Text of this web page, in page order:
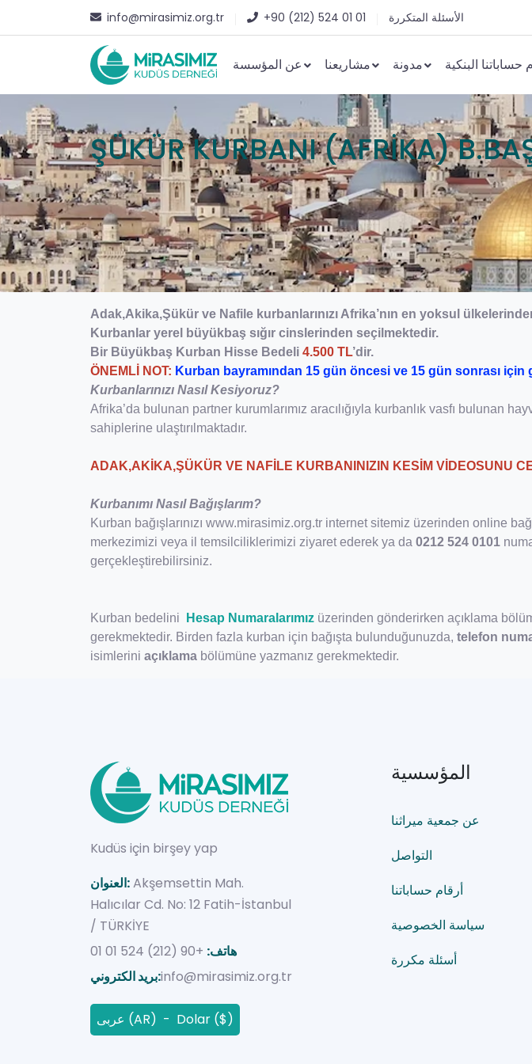
info@mirasimiz.org.tr +90 (212) 524 01 01 الأسئلة المتكررة
عن المؤسسة مشاريعنا مدونة حساباتنا البنكية
ŞÜKÜR KURBANI (AFRİKA)
Adak,Akika,Şükür ve Nafile kurbanlarınızı Afrika’nın en yoksul
Kurbanlar yerel büyükbaş sığır cinslerinden seçilmektedir.
Bir Büyükbaş Kurban Hisse Bedeli 4.500 TL’dir.
ÖNEMLİ NOT: Kurban bayramından 15 gün öncesi ve 15 gün sonrası
Kurbanlarınızı Nasıl Kesiyoruz?
Afrika’da bulunan partner kurumlarımız aracılığıyla kurbanlık vasfı bulunan
sahiplerine ulaştırılmaktadır.
ADAK,AKİKA,ŞÜKÜR VE NAFİLE KURBANINIZIN KESİM VİDEOSUNU
Kurbanımı Nasıl Bağışlarım?
Kurban bağışlarınızı www.mirasimiz.org.tr internet sitemiz üzerinden online
merkezimizi veya il temsilciliklerimizi ziyaret ederek ya da 0212 524 0101
gerçekleştirebilirsiniz.
Kurban bedelini Hesap Numaralarımız üzerinden gönderirken açıklama
gerekmektedir. Birden fazla kurban için bağışta bulunduğunuzda, telefon
isimlerini açıklama bölümüne yazmanız gerekmektedir.
Kudüs için birşey yap
العنوان:Akşemsettin Mah.
Halıcılar Cd. No: 12 Fatih-İstanbul
/ TÜRKİYE
هاتف: +90 (212) 524 01 01
بريد الكتروني:info@mirasimiz.org.tr
عربى (AR) - Dolar ($)
المؤسسية
عن جمعية ميراثنا
التواصل
أرقام حساباتنا
سياسة الخصوصية
أسئلة مكررة